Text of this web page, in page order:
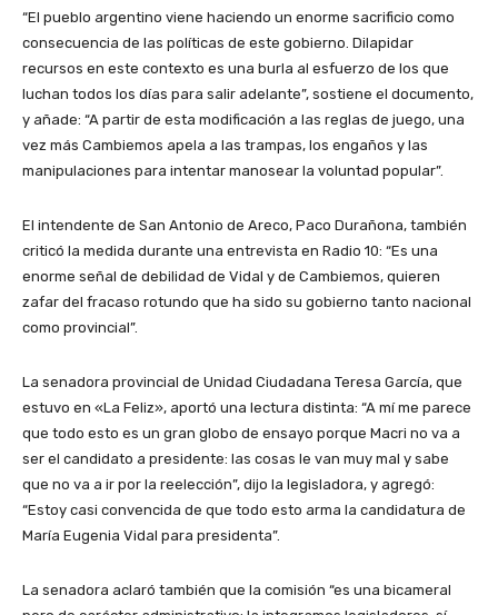
“El pueblo argentino viene haciendo un enorme sacrificio como
consecuencia de las políticas de este gobierno. Dilapidar
recursos en este contexto es una burla al esfuerzo de los que
luchan todos los días para salir adelante”, sostiene el documento,
y añade: “A partir de esta modificación a las reglas de juego, una
vez más Cambiemos apela a las trampas, los engaños y las
manipulaciones para intentar manosear la voluntad popular”.
El intendente de San Antonio de Areco, Paco Durañona, también
criticó la medida durante una entrevista en Radio 10: “Es una
enorme señal de debilidad de Vidal y de Cambiemos, quieren
zafar del fracaso rotundo que ha sido su gobierno tanto nacional
como provincial”.
La senadora provincial de Unidad Ciudadana Teresa García, que
estuvo en «La Feliz», aportó una lectura distinta: “A mí me parece
que todo esto es un gran globo de ensayo porque Macri no va a
ser el candidato a presidente: las cosas le van muy mal y sabe
que no va a ir por la reelección”, dijo la legisladora, y agregó:
“Estoy casi convencida de que todo esto arma la candidatura de
María Eugenia Vidal para presidenta”.
La senadora aclaró también que la comisión “es una bicameral